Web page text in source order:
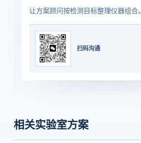
让方案顾问按检测目标整理仪器组合。
扫码沟通
相关实验室方案